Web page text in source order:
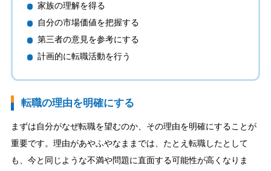
家族の理解を得る
自分の市場価値を把握する
第三者の意見を参考にする
計画的に転職活動を行う
転職の理由を明確にする
まずは自分がなぜ転職を望むのか、その理由を明確にすることが
重要です。理由があやふやなままでは、たとえ転職したとして
も、今と同じような不満や問題に直面する可能性が高くなりま